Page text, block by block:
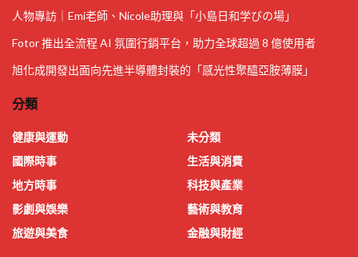
人物專訪｜Emi老師、Nicole助理與「小島日和学びの場」
Fotor 推出全流程 AI 氛圍行銷平台，助力全球超過 8 億使用者
旭化成開發出面向先進半導體封裝的「感光性聚醯亞胺薄膜」
分類
健康與運動
國際時事
地方時事
影劇與娛樂
旅遊與美食
未分類
生活與消費
科技與產業
藝術與教育
金融與財經